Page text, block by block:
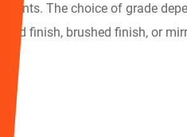
The choice of grade
finish, brushed finish, or